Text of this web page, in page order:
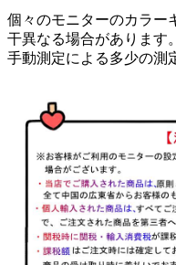
個々のモニターのカラー
干異なる場合があります。
手動測定による多少の測